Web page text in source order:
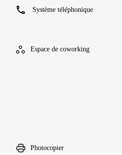
Système téléphonique
Espace de coworking
Photocopier